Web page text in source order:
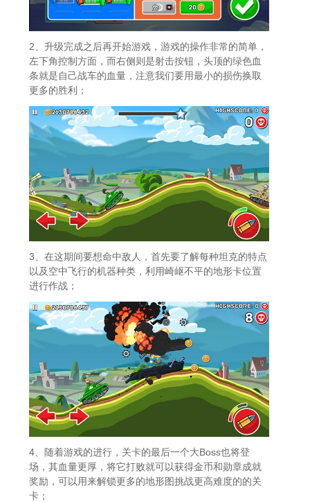
2、升级完成之后再开始游戏，游戏的操作非常的简单，
左下角控制方面，而右侧则是射击按钮，头顶的绿色血
条就是自己战车的血量，注意我们要用最小的损伤换取
更多的胜利；
3、在这期间要想命中敌人，首先要了解每种坦克的特点
以及空中飞行的机器种类，利用崎岖不平的地形卡位置
进行作战；
4、随着游戏的进行，关卡的最后一个大Boss也将登
场，其血量更厚，将它打败就可以获得金币和勋章成就
奖励，可以用来解锁更多的地形图挑战更高难度的的关
卡；